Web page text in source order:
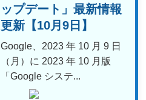
ップデート」最新情報
更新【10月9日】
Google、2023 年 10 月 9 日
（月）に 2023 年 10 月版
「Google システ...